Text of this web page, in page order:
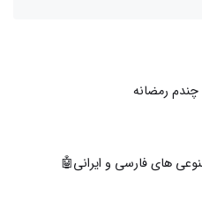
های فارسی و ایرانی🤖